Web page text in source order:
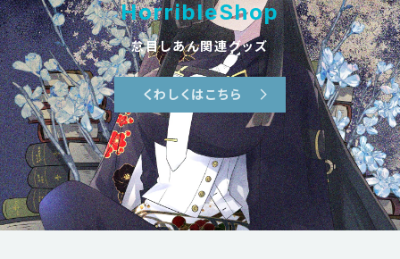
HorribleShop
怠目しあん関連グッズ
くわしくはこちら